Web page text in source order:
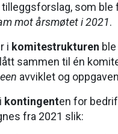
som
mot årsmøtet i 2021.
i komitestrukturen
sammen til én
avviklet og
kontingenten for
fra 2021 slik: